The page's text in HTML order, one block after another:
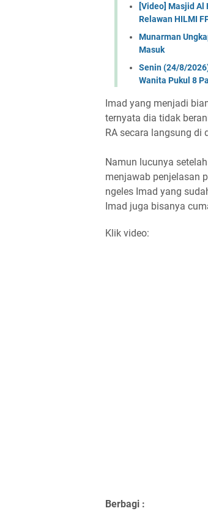
[Video] Masjid Al
Relawan HILMI
Munarman
Masuk
Senin (24/8/
Wanita Pukul 8
Imad yang menjadi
ternyata dia tidak
RA secara langsung di
Namun lucunya
menjawab penjelasan
ngeles Imad yang
Imad juga bisanya
Klik video:
Berbagi :